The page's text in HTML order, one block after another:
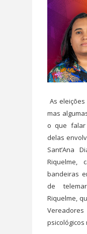
As
mas
o que falar
delas
Sant’Ana
Riquelme,
bandeiras
de
Riquelme,
psicológicos